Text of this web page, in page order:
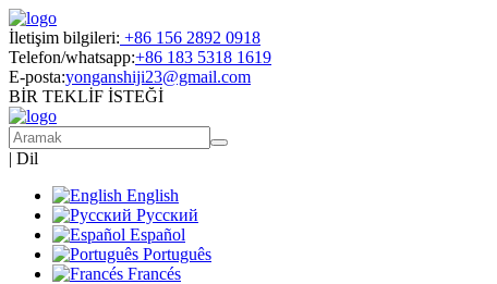
İletişim bilgileri: +86 156 2892 0918
Telefon/whatsapp:+86 183 5318 1619
E-posta:yonganshiji23@gmail.com
BİR TEKLİF İSTEĞİ
| Dil
English
Русский
Español
Português
Francés